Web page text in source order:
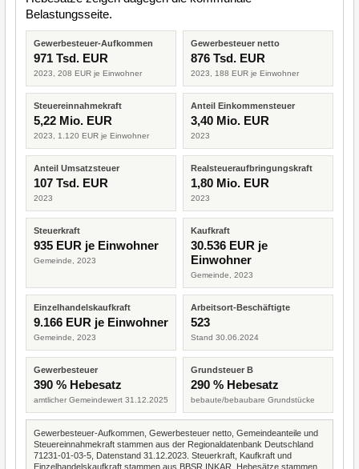
Belastungsseite.
Gewerbesteuer-Aufkommen
971 Tsd. EUR
2023, 208 EUR je Einwohner
Gewerbesteuer netto
876 Tsd. EUR
2023, 188 EUR je Einwohner
Steuereinnahmekraft
5,22 Mio. EUR
2023, 1.120 EUR je Einwohner
Anteil Einkommensteuer
3,40 Mio. EUR
2023
Anteil Umsatzsteuer
107 Tsd. EUR
2023
Realsteueraufbringungskraft
1,80 Mio. EUR
2023
Steuerkraft
935 EUR je Einwohner
Gemeinde, 2023
Kaufkraft
30.536 EUR je
Einwohner
Gemeinde, 2023
Einzelhandelskaufkraft
9.166 EUR je Einwohner
Gemeinde, 2023
Arbeitsort-Beschäftigte
523
Stand 30.06.2024
Gewerbesteuer
390 % Hebesatz
amtlicher Gemeindewert 31.12.2025
Grundsteuer B
290 % Hebesatz
bebaute/bebaubare Grundstücke
Gewerbesteuer-Aufkommen, Gewerbesteuer netto, Gemeindeanteile und
Steuereinnahmekraft stammen aus der Regionaldatenbank Deutschland
71231-01-03-5, Datenstand 31.12.2023. Steuerkraft, Kaufkraft und
Einzelhandelskaufkraft stammen aus BBSR INKAR. Hebesätze stammen